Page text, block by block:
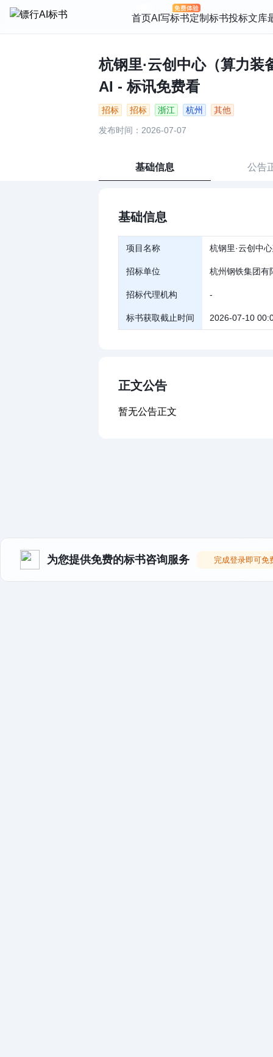
首页AI写标书定制标书投标文库
杭钢里·云创中心（算力
AI - 标讯免费看
招标 招标 浙江 杭州 其他
发布时间：2026-07-07
基础信息 公告
基础信息
项目名称 杭钢里·云创中
招标单位 杭州钢铁集团有
招标代理机构 -
标书获取截止时间 2026-07-10
正文公告
暂无公告正文
为您提供免费的标书咨询服务 完成登录即可免